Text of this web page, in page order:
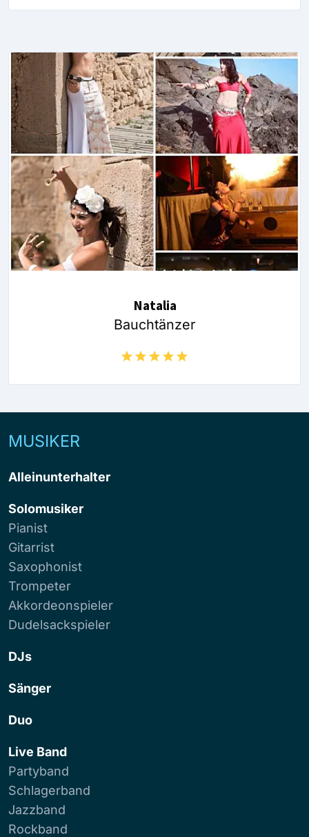
Natalia
Bauchtänzer
MUSIKER
Alleinunterhalter
Solomusiker
Pianist
Gitarrist
Saxophonist
Trompeter
Akkordeonspieler
Dudelsackspieler
DJs
Sänger
Duo
Live Band
Partyband
Schlagerband
Jazzband
Rockband